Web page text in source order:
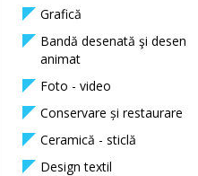
Grafică
Bandă desenată şi desen
animat
Foto - video
Conservare și restaurare
Ceramică - sticlă
Design textil